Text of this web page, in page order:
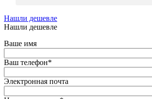
Нашли дешевле
Нашли дешевле
Ваше имя
Ваш телефон*
Электронная почта